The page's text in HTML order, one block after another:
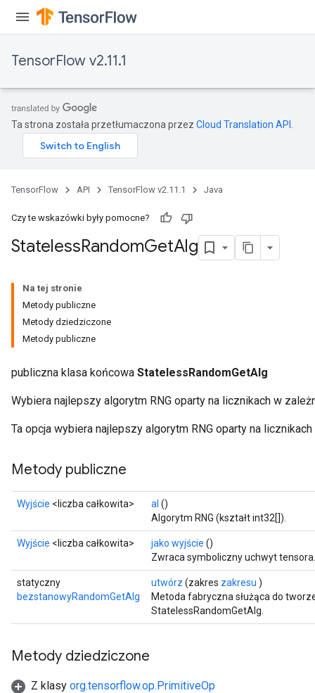
TensorFlow v2.11.1
Ta strona została przetłumaczona przez Cloud Translation API
TensorFlow API TensorFlow v2.11.1 Java
Czy te wskazówki były pomocne?
StatelessRandomGetAlg
Na tej stronie
Metody publiczne
Metody dziedziczone
Metody publiczne
publiczna klasa końcowa StatelessRandomGetAlg
Wybiera najlepszy algorytm RNG oparty na licznikach w
Ta opcja wybiera najlepszy algorytm RNG oparty na
Metody publiczne
Wyjście <liczba całkowita> al ()
Algorytm RNG (kształt int32[]).
Wyjście <liczba całkowita> jako wyjście ()
Zwraca symboliczny uchwyt tensora.
statyczny
bezstanowyRandomGetAlg
utwórz (zakres zakresu )
Metoda fabryczna służąca do
StatelessRandomGetAlg.
Metody dziedziczone
Z klasy org.tensorflow.op.PrimitiveOp